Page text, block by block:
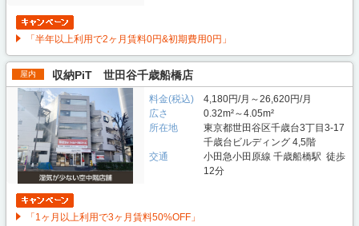
「半年以上利用で2ヶ月賃料0円&初期費用0円」
屋内 収納PiT 世田谷千歳船橋店
料金(税込)
4,180円/月～26,620円/月
広さ
0.32m²～4.05m²
所在地
東京都世田谷区千歳台3丁目3-17
千歳台ビルディング 4,5階
交通
小田急小田原線 千歳船橋駅 徒歩
12分
「1ヶ月以上利用で3ヶ月賃料50%OFF」